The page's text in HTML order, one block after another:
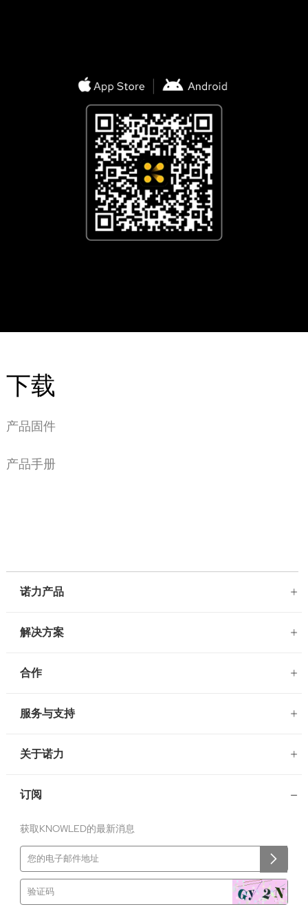
下载
产品固件
产品手册
诺力产品
解决方案
合作
服务与支持
关于诺力
订阅
获取KNOWLED的最新消息